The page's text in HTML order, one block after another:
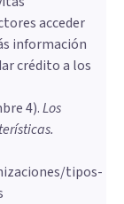
acceder
información
crédito a los
4).​Los
.
tipos-